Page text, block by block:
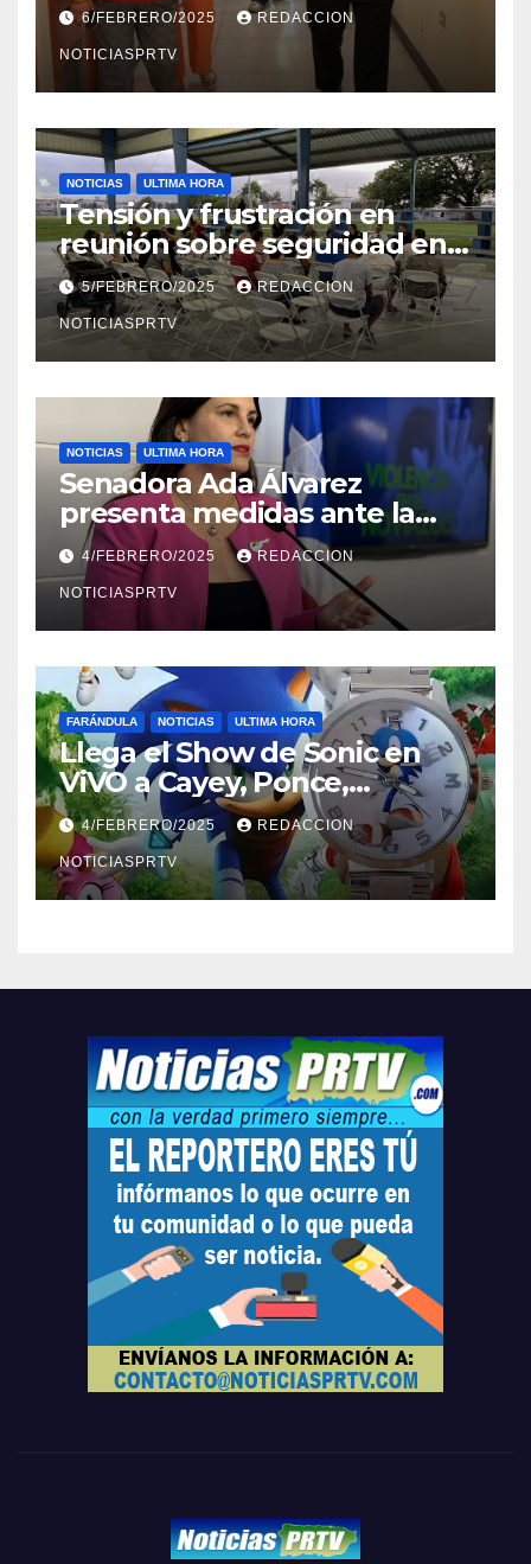
en Mayagüez
6/FEBRERO/2025 REDACCION
NOTICIASPRTV
NOTICIAS ULTIMA HORA
Tensión y frustración en
reunión sobre seguridad en
Reparto Metropolitano
5/FEBRERO/2025 REDACCION
NOTICIASPRTV
NOTICIAS ULTIMA HORA
Senadora Ada Álvarez
presenta medidas ante la
violencia en el noviazgo
4/FEBRERO/2025 REDACCION
NOTICIASPRTV
FARÁNDULA NOTICIAS ULTIMA HORA
Llega el Show de Sonic en
ViVO a Cayey, Ponce,
Barceloneta y Humacao,
Relojes gratis para el que
compre ahora….
4/FEBRERO/2025 REDACCION
NOTICIASPRTV